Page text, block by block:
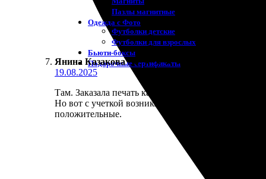
Пазлы магнитные
Одежда с Фото
Футболки детские
Футболки для взрослых
Бьюти-боксы
Подарочные сертификаты
Янина Казакова : ★ ★ ★ ★ ★
19.08.2025
Там. Заказала печать картины. Сделано быстро и
Но вот с учеткой возникли трудности. Не смогла
положительные.